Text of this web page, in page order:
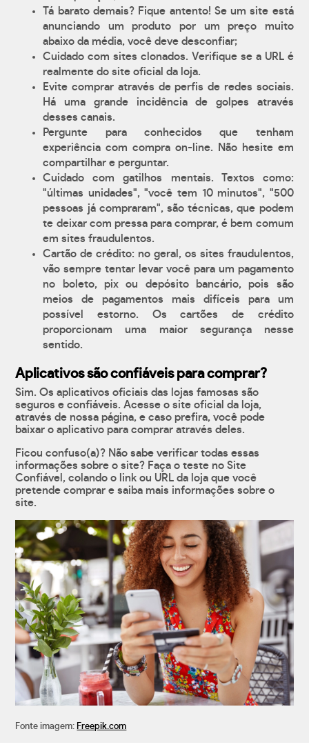
Tá barato demais? Fique antento! Se um site está
anunciando um produto por um preço muito
abaixo da média, você deve desconfiar;
Cuidado com sites clonados. Verifique se a URL é
realmente do site oficial da loja.
Evite comprar através de perfis de redes sociais.
Há uma grande incidência de golpes através
desses canais.
Pergunte para conhecidos que tenham
experiência com compra on-line. Não hesite em
compartilhar e perguntar.
Cuidado com gatilhos mentais. Textos como:
"últimas unidades", "você tem 10 minutos", "500
pessoas já compraram", são técnicas, que podem
te deixar com pressa para comprar, é bem comum
em sites fraudulentos.
Cartão de crédito: no geral, os sites fraudulentos,
vão sempre tentar levar você para um pagamento
no boleto, pix ou depósito bancário, pois são
meios de pagamentos mais difíceis para um
possível estorno. Os cartões de crédito
proporcionam uma maior segurança nesse
sentido.
Aplicativos são confiáveis para comprar?
Sim. Os aplicativos oficiais das lojas famosas são
seguros e confiáveis. Acesse o site oficial da loja,
através de nossa página, e caso prefira, você pode
baixar o aplicativo para comprar através deles.
Ficou confuso(a)? Não sabe verificar todas essas
informações sobre o site? Faça o teste no Site
Confiável, colando o link ou URL da loja que você
pretende comprar e saiba mais informações sobre o
site.
Fonte imagem: Freepik.com